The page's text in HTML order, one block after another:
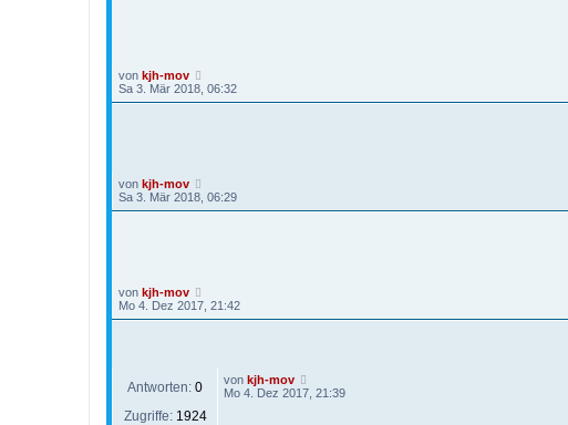
von kjh-mov
Sa 3. Mär 2018, 06:32
von kjh-mov
Sa 3. Mär 2018, 06:29
von kjh-mov
Mo 4. Dez 2017, 21:42
Antworten: 0
Zugriffe: 1924
von kjh-mov
Mo 4. Dez 2017, 21:39